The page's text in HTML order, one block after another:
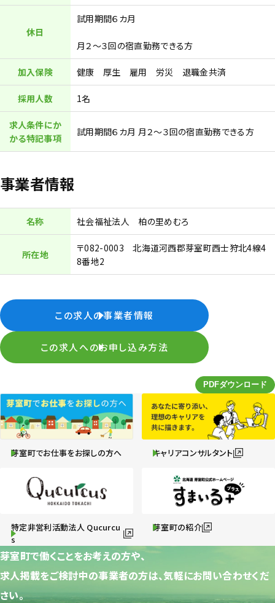
休日
試用期間６カ月
月２～３回の宿直勤務できる方
加入保険 健康 厚生 雇用 労災 退職金共済
採用人数 1名
求人条件にか
かる特記事項
試用期間６カ月 月２～３回の宿直勤務できる方
事業者情報
名称 社会福祉法人 柏の里めむろ
所在地
〒082-0003 北海道河西郡芽室町西士狩北4線4
8番地2
この求人の事業者情報
この求人へのお申し込み方法
芽室町でお仕事をお探しの方へ キャリアコンサルタント
特定非営利活動法人 Qucurcu
s
芽室町の紹介
芽室町で働くことをお考えの方や、
求人掲載をご検討中の事業者の方は、気軽にお問い合わせくだ
さい。